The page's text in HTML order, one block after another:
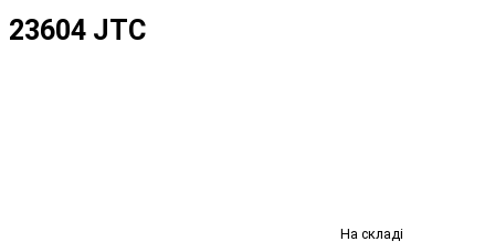
23604 JTC
На складі